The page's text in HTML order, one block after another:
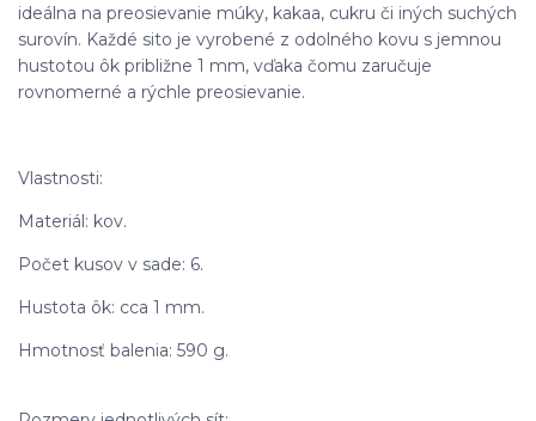
ideálna na preosievanie múky, kakaa, cukru či iných suchých
surovín. Každé sito je vyrobené z odolného kovu s jemnou
hustotou ôk približne 1 mm, vďaka čomu zaručuje
rovnomerné a rýchle preosievanie.
Vlastnosti:
Materiál: kov.
Počet kusov v sade: 6.
Hustota ôk: cca 1 mm.
Hmotnosť balenia: 590 g.